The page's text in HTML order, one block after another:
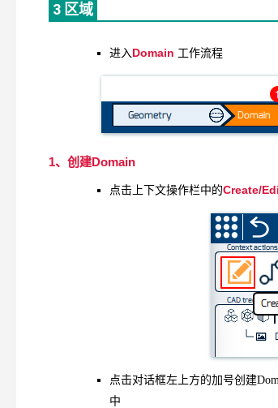
3 区域
进入Domain 工作流程
1、创建Domain
点击上下文操作栏中的Create/
点击对话框左上方的加号创建
中